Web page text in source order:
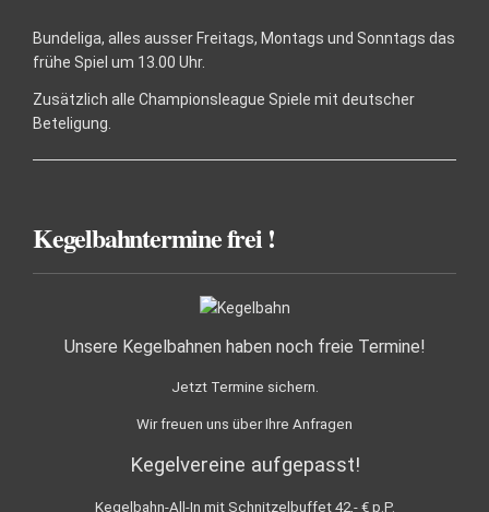
Bundeliga, alles ausser Freitags, Montags und Sonntags das
frühe Spiel um 13.00 Uhr.
Zusätzlich alle Championsleague Spiele mit deutscher
Beteligung.
Kegelbahntermine frei !
Unsere Kegelbahnen haben noch freie Termine!
Jetzt Termine sichern.
Wir freuen uns über Ihre Anfragen
Kegelvereine aufgepasst!
Kegelbahn-All-In mit Schnitzelbuffet 42,- € p.P.